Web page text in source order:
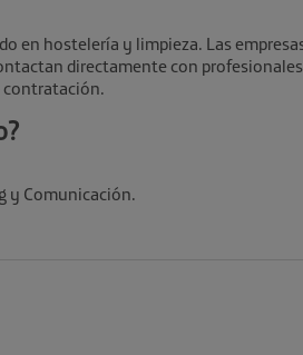
en hostelería y limpieza. Las
directamente con
contratación.
y Comunicación.